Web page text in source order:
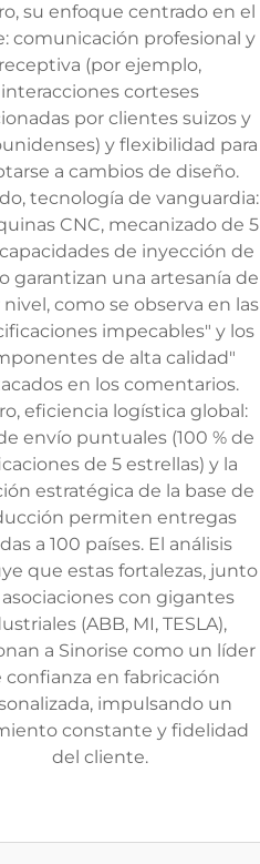
su enfoque centrado en el
comunicación profesional y
receptiva (por ejemplo,
interacciones corteses
por clientes suizos y
y flexibilidad para
a cambios de diseño.
tecnología de vanguardia:
CNC, mecanizado de 5
de inyección de
garantizan una artesanía de
como se observa en las
impecables" y los
de alta calidad"
en los comentarios.
eficiencia logística global:
envío puntuales (100 % de
de 5 estrellas) y la
estratégica de la base de
permiten entregas
a 100 países. El análisis
que estas fortalezas, junto
con gigantes
(ABB, MI, TESLA),
a Sinorise como un líder
confianza en fabricación
impulsando un
constante y fidelidad
del cliente.